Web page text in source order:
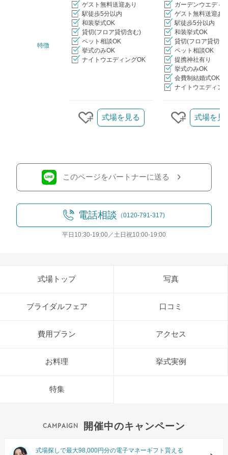
特徴
ゲスト無料送迎あり
駅徒歩5分以内
和装挙式OK
貸切(フロア貸切含む)
ペット相談OK
挙式のみOK
ナイトウエディングOK
ガーデンウエディ
ゲスト無料送迎あ
駅徒歩5分以内
和装挙式OK
貸切(フロア貸切含
ペット相談OK
提携神社有り
挙式のみOK
会費制結婚式OK
ナイトウエディン
クリップする
式場を見る
クリップす
式場を見
このページをパートナーに送る
電話相談 （0120-791-317)
平日10:30-19:00／土日祝10:00-19:00
式場トップ 写真
ブライダルフェア 口コミ
費用プラン アクセス
お料理 挙式実例
特集
開催中のキャンペーン
式場探しで最大98,000円分の電子マネーギフト貰える